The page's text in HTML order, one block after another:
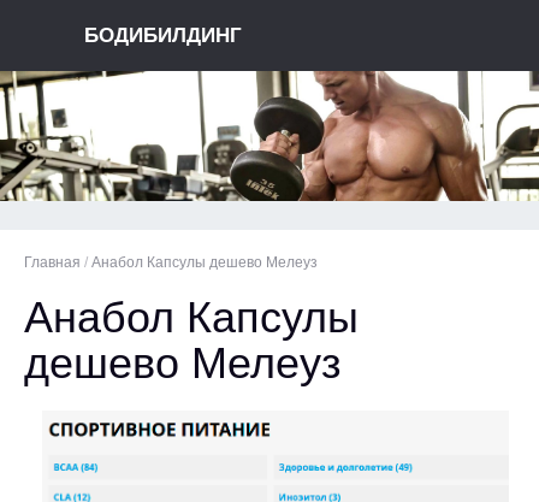
БОДИБИЛДИНГ
Главная / Анабол Капсулы дешево Мелеуз
Анабол Капсулы
дешево Мелеуз